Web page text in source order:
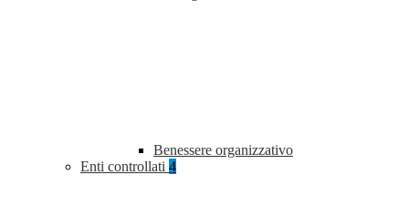
Benessere organizzativo
Enti controllati 4